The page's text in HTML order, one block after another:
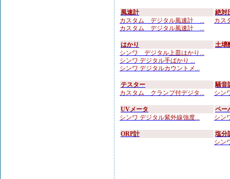
風速計
カスタム デジタル風速計 ...
カスタム デジタル風速計 ...
絶対
カス
はかり
シンワ デジタル上皿はかり...
シンワ デジタル手ばかり ...
シンワ デジタルカウントメ...
土壌
テスター
カスタム クランプ付デジタ...
騒音
シン
UVメータ
シンワ デジタル紫外線強度...
ペー
シン
ORP計
塩分
シン